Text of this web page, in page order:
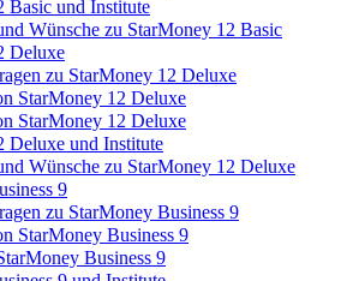
und Institute
Wünsche zu StarMoney 12 Basic
Deluxe
zu StarMoney 12 Deluxe
StarMoney 12 Deluxe
StarMoney 12 Deluxe
und Institute
Wünsche zu StarMoney 12 Deluxe
9
zu StarMoney Business 9
StarMoney Business 9
Business 9